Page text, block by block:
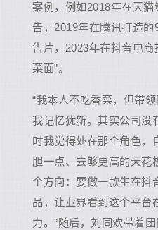
案例，例如2018年在天猫
告，2019年在腾讯打造的
告片，2023年在抖音电
菜面”。
“我本人不吃香菜，但带
我记忆犹新。其实公司没
时我觉得处在那个角色，
胆一点、去够更高的天花
个方向：要做一款生在抖
品，让业界看到这个平台
力。”随后，刘同欢带着